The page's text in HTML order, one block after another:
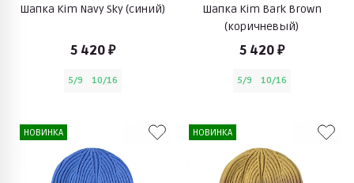
Шапка Kim Navy Sky (синий)
5 420 ₽
5/9 10/16
Шапка Kim Bark Brown
(коричневый)
5 420 ₽
5/9 10/16
НОВИНКА НОВИНКА